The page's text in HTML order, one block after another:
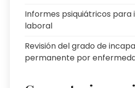
Informes psiquiátricos para
laboral
Revisión del grado de
permanente por